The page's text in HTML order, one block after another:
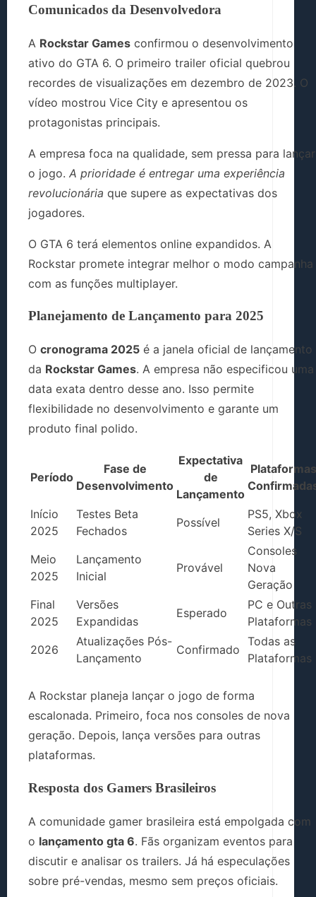
Comunicados da Desenvolvedora
A Rockstar Games confirmou o desenvolvimento
ativo do GTA 6. O primeiro trailer oficial quebrou
recordes de visualizações em dezembro de 2023. O
vídeo mostrou Vice City e apresentou os
protagonistas principais.
A empresa foca na qualidade, sem pressa para lançar
o jogo. A prioridade é entregar uma experiência
revolucionária que supere as expectativas dos
jogadores.
O GTA 6 terá elementos online expandidos. A
Rockstar promete integrar melhor o modo campanha
com as funções multiplayer.
Planejamento de Lançamento para 2025
O cronograma 2025 é a janela oficial de lançamento
da Rockstar Games. A empresa não especificou uma
data exata dentro desse ano. Isso permite
flexibilidade no desenvolvimento e garante um
produto final polido.
Período
Fase de
Desenvolvimento
Expectativa
de
Lançamento
Plataformas
Início
2025
Testes Beta
Fechados
Possível
PS5, Xbox
Series X/S
Meio
2025
Lançamento
Inicial
Provável
Consoles
Nova
Geração
Final
2025
Versões
Expandidas
Esperado
PC e Outras
Plataformas
2026
Atualizações Pós-
Lançamento
Confirmado
Todas as
Plataformas
A Rockstar planeja lançar o jogo de forma
escalonada. Primeiro, foca nos consoles de nova
geração. Depois, lança versões para outras
plataformas.
Resposta dos Gamers Brasileiros
A comunidade gamer brasileira está empolgada com
o lançamento gta 6. Fãs organizam eventos para
discutir e analisar os trailers. Já há especulações
sobre pré-vendas, mesmo sem preços oficiais.